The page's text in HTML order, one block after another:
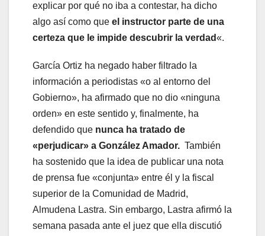
explicar por qué no iba a contestar, ha dicho
algo así como que el instructor parte de una
certeza que le impide descubrir la verdad«.
García Ortiz ha negado haber filtrado la
información a periodistas «o al entorno del
Gobierno», ha afirmado que no dio «ninguna
orden» en este sentido y, finalmente, ha
defendido que nunca ha tratado de
«perjudicar» a González Amador. También
ha sostenido que la idea de publicar una nota
de prensa fue «conjunta» entre él y la fiscal
superior de la Comunidad de Madrid,
Almudena Lastra. Sin embargo, Lastra afirmó la
semana pasada ante el juez que ella discutió